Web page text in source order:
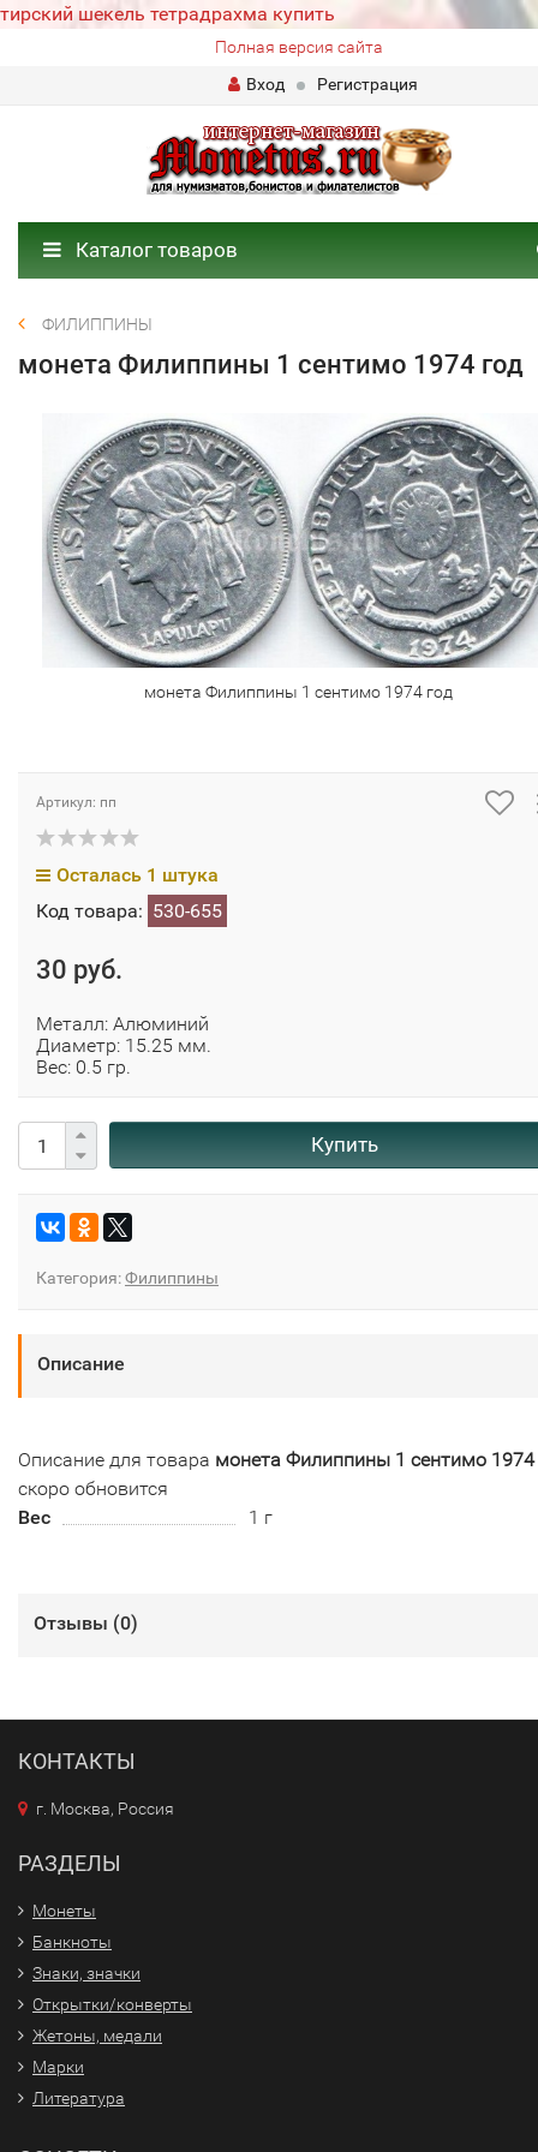
тирский шекель тетрадрахма купить
Полная версия сайта
Вход
Регистрация
Каталог товаров
ФИЛИППИНЫ
монета Филиппины 1 сентимо 1974 год
монета Филиппины 1 сентимо 1974 год
Артикул: пп
Осталась 1 штука
Код товара: 530-655
30 руб.
Металл: Алюминий
Диаметр: 15.25 мм.
Вес: 0.5 гр.
Купить
Категория:Филиппины
Описание
Описание для товара монета Филиппины 1 сентимо 1974
скоро обновится
Вес
1 г
Отзывы (0)
КОНТАКТЫ
г. Москва, Россия
РАЗДЕЛЫ
Монеты
Банкноты
Знаки, значки
Открытки/конверты
Жетоны, медали
Марки
Литература